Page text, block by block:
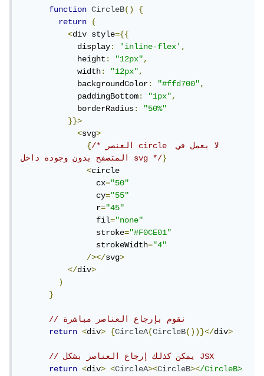
function CircleB()
{
return
(
<div style={{
            display
: 'inline-flex',
            height
: "12px",
            width
: "12px",
            backgroundColor
: "#ffd700",
            paddingBottom
: "1px",
            borderRadius
:
"50%"
}}>
<svg>
{/* العنصر circle لا يعمل في
المتصفح بدون وجوده داخل svg */}
<circle
                cx
="50"
                cy
="55"
                r
="45"
                fil
="none"
                stroke
="#F0CE01"
                strokeWidth
="4"
/></svg>
</div>
)
}
// نقوم بإرجاع العناصر مباشرة
return
<div> {CircleA(CircleB())}</div>
// يمكن كذلك إرجاع العناصر بشكل JSX
return
<div> <CircleA><CircleB></CircleB>